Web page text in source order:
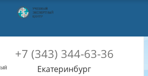
+7 (343) 344-63-36
Екатеринбург